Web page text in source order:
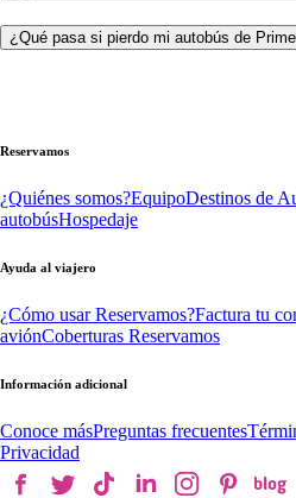
¿Qué pasa si pierdo mi autobús de
Reservamos
¿Quiénes somos?EquipoDestinos de
autobúsHospedaje
Ayuda al viajero
¿Cómo usar Reservamos?Factura tu
aviónCoberturas Reservamos
Información adicional
Conoce másPreguntas frecuentes
Privacidad